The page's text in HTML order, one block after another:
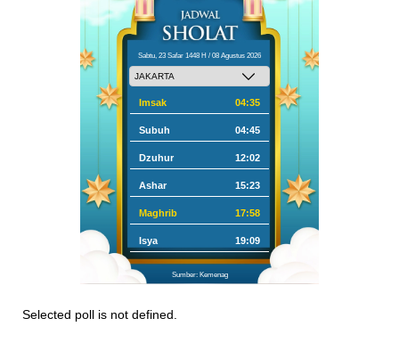
Sabtu, 23 Safar 1448 H / 08 Agustus 2026
Imsak 04:35
Subuh 04:45
Dzuhur 12:02
Ashar 15:23
Maghrib 17:58
Isya 19:09
Sumber: Kemenag
Selected poll is not defined.